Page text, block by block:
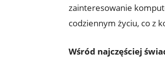
zainteresowanie
codziennym życiu, co z
Wśród najczęściej